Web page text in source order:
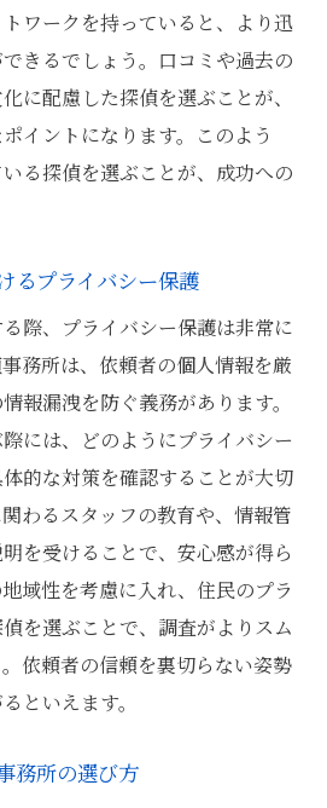
ワークを持っていると、より迅
きるでしょう。口コミや過去の
に配慮した探偵を選ぶことが、
イントになります。このよう
る探偵を選ぶことが、成功への
るプライバシー保護
際、プライバシー保護は非常に
務所は、依頼者の個人情報を厳
報漏洩を防ぐ義務があります。
には、どのようにプライバシー
的な対策を確認することが大切
わるスタッフの教育や、情報管
を受けることで、安心感が得ら
域性を考慮に入れ、住民のプラ
を選ぶことで、調査がよりスム
依頼者の信頼を裏切らない姿勢
といえます。
務所の選び方